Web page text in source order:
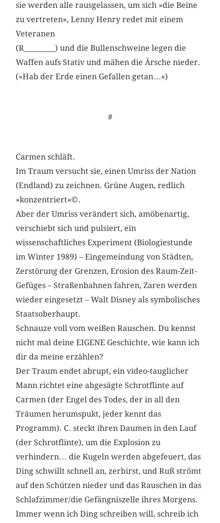
sie werden alle rausgelassen, um sich »die Beine
zu vertreten«, Lenny Henry redet mit einem
Veteranen
(R_________) und die Bullenschweine legen die
Waffen aufs Stativ und mähen die Ärsche nieder.
(»Hab der Erde einen Gefallen getan…«)
#
Carmen schläft.
Im Traum versucht sie, einen Umriss der Nation
(Endland) zu zeichnen. Grüne Augen, redlich
»konzentriert«©.
Aber der Umriss verändert sich, amöbenartig,
verschiebt sich und pulsiert, ein
wissenschaftliches Experiment (Biologiestunde
im Winter 1989) – Eingemeindung von Städten,
Zerstörung der Grenzen, Erosion des Raum-Zeit-
Gefüges – Straßenbahnen fahren, Zaren werden
wieder eingesetzt – Walt Disney als symbolisches
Staatsoberhaupt.
Schnauze voll vom weißen Rauschen. Du kennst
nicht mal deine EIGENE Geschichte, wie kann ich
dir da meine erzählen?
Der Traum endet abrupt, ein video-tauglicher
Mann richtet eine abgesägte Schrotflinte auf
Carmen (der Engel des Todes, der in all den
Träumen herumspukt, jeder kennt das
Programm). C. steckt ihren Daumen in den Lauf
(der Schrotflinte), um die Explosion zu
verhindern… die Kugeln werden abgefeuert, das
Ding schwillt schnell an, zerbirst, und Ruß strömt
auf den Schützen nieder und das Rauschen in das
Schlafzimmer/die Gefängniszelle ihres Morgens.
Immer wenn ich Ding schreiben will, schreib ich